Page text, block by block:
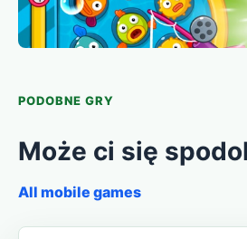
PODOBNE GRY
Może ci się
All mobile games